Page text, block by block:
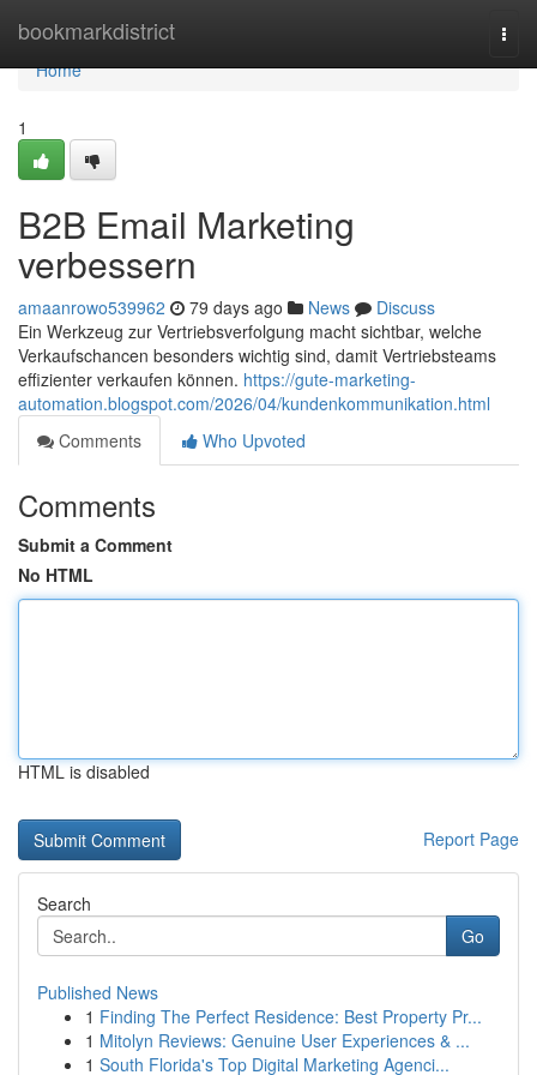
bookmarkdistrict
Home
Home
1
B2B Email Marketing
verbessern
amaanrowo539962 79 days ago News
Discuss
Ein Werkzeug zur Vertriebsverfolgung macht sichtbar, welche
Verkaufschancen besonders wichtig sind, damit Vertriebsteams
effizienter verkaufen können. https://gute-marketing-
automation.blogspot.com/2026/04/kundenkommunikation.html
Comments
Who Upvoted
Comments
Submit a Comment
No HTML
HTML is disabled
Report Page
Search
Go
Published News
1 Finding The Perfect Residence: Best Property Pr...
1 Mitolyn Reviews: Genuine User Experiences & ...
1 South Florida's Top Digital Marketing Agenci...